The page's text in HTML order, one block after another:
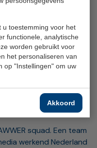
u toestemming voor het
functionele, analytische
worden gebruikt voor
het personaliseren van
op "Instellingen" om uw
Akkoord
Annette
van de
squad. Een team
werkend Nederland